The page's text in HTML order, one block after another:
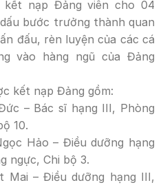
kết nạp Đảng viên cho 04
bước trưởng thành quan
đấu, rèn luyện của các cá
vào hàng ngũ của Đảng
kết nạp Đảng gồm:
– Bác sĩ hạng III, Phòng
10.
Hảo – Điều dưỡng hạng
ngực, Chi bộ 3.
Mai – Điều dưỡng hạng III,